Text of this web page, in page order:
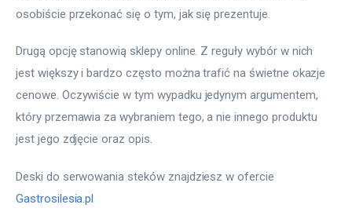
osobiście przekonać się o tym, jak się prezentuje.
Drugą opcję stanowią sklepy online. Z reguły wybór w nich
jest większy i bardzo często można trafić na świetne okazje
cenowe. Oczywiście w tym wypadku jedynym argumentem,
który przemawia za wybraniem tego, a nie innego produktu
jest jego zdjęcie oraz opis.
Deski do serwowania steków znajdziesz w ofercie
Gastrosilesia.pl